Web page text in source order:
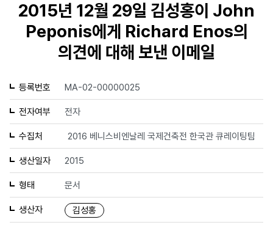
2015년 12월 29일 김성홍이 John
Peponis에게 Richard Enos의
의견에 대해 보낸 이메일
등록번호 MA-02-00000025
전자여부 전자
수집처 2016 베니스비엔날레 국제건축전 한국관 큐레이팅팀
생산일자 2015
형태 문서
생산자 김성홍